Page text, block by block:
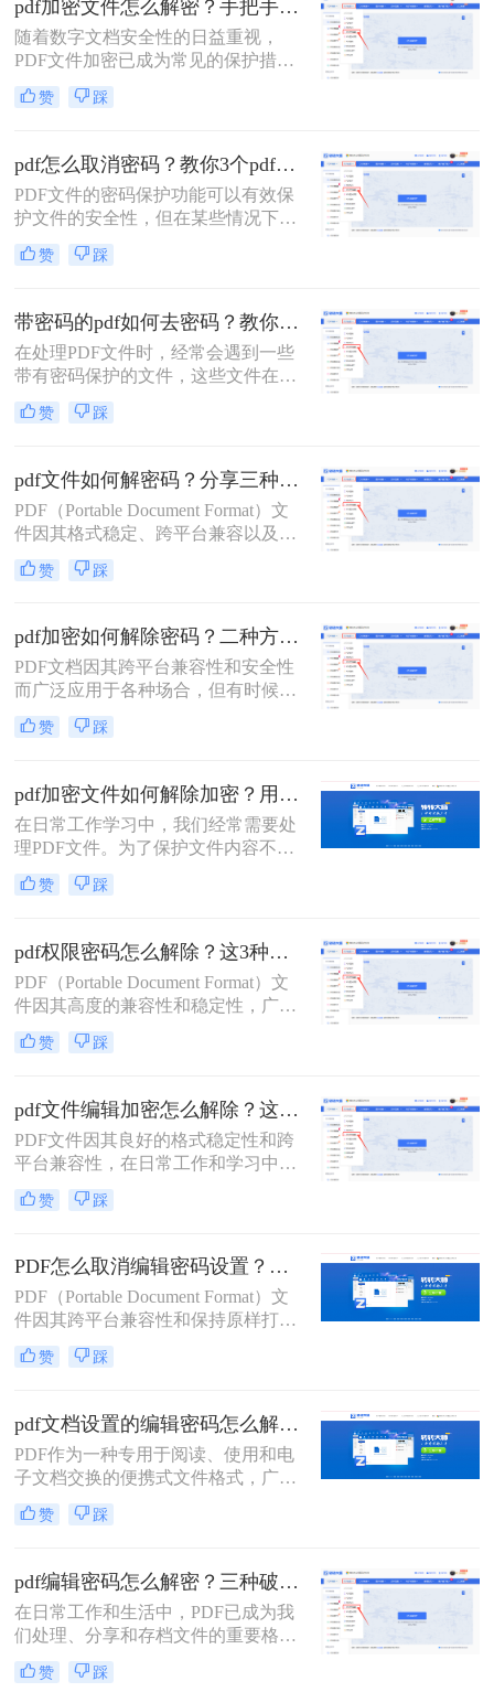
松访问文件内容。
pdf加密文件怎么解密？手把手教你3个简单方法！
随着数字文档安全性的日益重视，
PDF文件加密已成为常见的保护措
施。加密的PDF文件需要特定的密码
或密钥才能打开和阅读，这有助于保
问。然而，有时我们可能会遇到需要
解密PDF文件的情况，比如忘记密码
或需要编辑文件内容。那么pdf加密文
件怎么解密​呢？本文将为您介绍几种
常见的PDF解密方法。
赞 踩
pdf怎么取消密码？教你3个pdf解密方法！
PDF文件的密码保护功能可以有效保
护文件的安全性，但在某些情况下，
您可能需要取消这些密码以便更方便
地访问和编辑文件。那么pdf怎么取消
方法，帮助您轻松取消PDF文件的密
码。
赞 踩
带密码的pdf如何去密码？教你3个pdf解密方法！
在处理PDF文件时，经常会遇到一些
带有密码保护的文件，这些文件在打
开或编辑时需要输入相应的密码。为
了更方便地使用这些文件，去除密码
的pdf如何去密码呢？本文将详细介绍
几种去除带密码PDF文件密码的方
法，帮助用户轻松解决这一问题。
赞 踩
pdf文件如何解密码？分享三种解除密码的方法！
PDF（Portable Document Format）文
件因其格式稳定、跨平台兼容以及保
护内容不被轻易篡改的特性而广泛应
用于各种场合。然而，有时我们可能
码的PDF文件，但忘记了密码或没有
权限的情况。那么pdf文件如何解密码
呢？本文将详细介绍几种方法来解除
PDF文件的编辑密码，以便能够对其
进行编辑。
赞 踩
pdf加密如何解除密码？二种方法帮你轻松搞定！
PDF文档因其跨平台兼容性和安全性
而广泛应用于各种场合，但有时候我
们可能会遇到需要解除PDF加密密码
的情况。那么pdf加密如何解除密码
来解除PDF加密密码。
赞 踩
pdf加密文件如何解除加密？用这3个方法2秒立即解密
在日常工作学习中，我们经常需要处
理PDF文件。为了保护文件内容不被
非法复制和传播，许多PDF文件都会
设置加密。然而，当我们需要编辑或
成为了首要任务。本文将为您详细介
绍pdf加密文件如何解除加密，让您轻
松应对各种场景。
赞 踩
pdf权限密码怎么解除？这3种破解方法来看看！
PDF（Portable Document Format）文
件因其高度的兼容性和稳定性，广泛
应用于文档传输和保存。然而，为了
保护文件内容不被随意编辑或复制，
您需要编辑或复制PDF文件中的内容
时，就需要先解除这些权限密码。那
么pdf权限密码怎么解除呢？以下将详
细介绍几种解除PDF权限密码的方
法。
赞 踩
pdf文件编辑加密怎么解除？这二种解除加密方法看看！
PDF文件因其良好的格式稳定性和跨
平台兼容性，在日常工作和学习中得
到了广泛应用。然而，有时我们可能
会遇到一些被加密的PDF文件，这些
作。本文将详细介绍pdf文件编辑加密
怎么解除，以便用户能够自由编辑和
使用这些文件。
赞 踩
PDF怎么取消编辑密码设置？这二个pdf解密方法一定要码住！
PDF（Portable Document Format）文
件因其跨平台兼容性和保持原样打印
的特性，在日常生活和工作中得到了
广泛应用。然而，为了保护PDF文件
文件设置编辑密码。但在某些情况
下，我们可能需要取消这些编辑密码
设置，以便对文件进行编辑或共享。
本文将详细介绍PDF怎么取消编辑密
码设置。
赞 踩
pdf文档设置的编辑密码怎么解除？这二个解密方法非常简单！
PDF作为一种专用于阅读、使用和电
子文档交换的便携式文件格式，广泛
应用于各种场景。然而，有时我们会
遇到一些PDF文档设置了编辑密码，
这时，我们就需要找到一些方法来解
除这些密码。那么pdf文档设置的编辑
密码怎么解除呢？下面将介绍二种有
效的PDF编辑密码解除方法。
赞 踩
pdf编辑密码怎么解密？三种破解方法来看看！
在日常工作和生活中，PDF已成为我
们处理、分享和存档文件的重要格
式。然而，当遇到加密的PDF文件，
特别是那些限制了编辑的文件时，我
赞 踩